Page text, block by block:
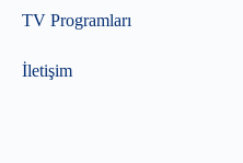
TV Programları
İletişim